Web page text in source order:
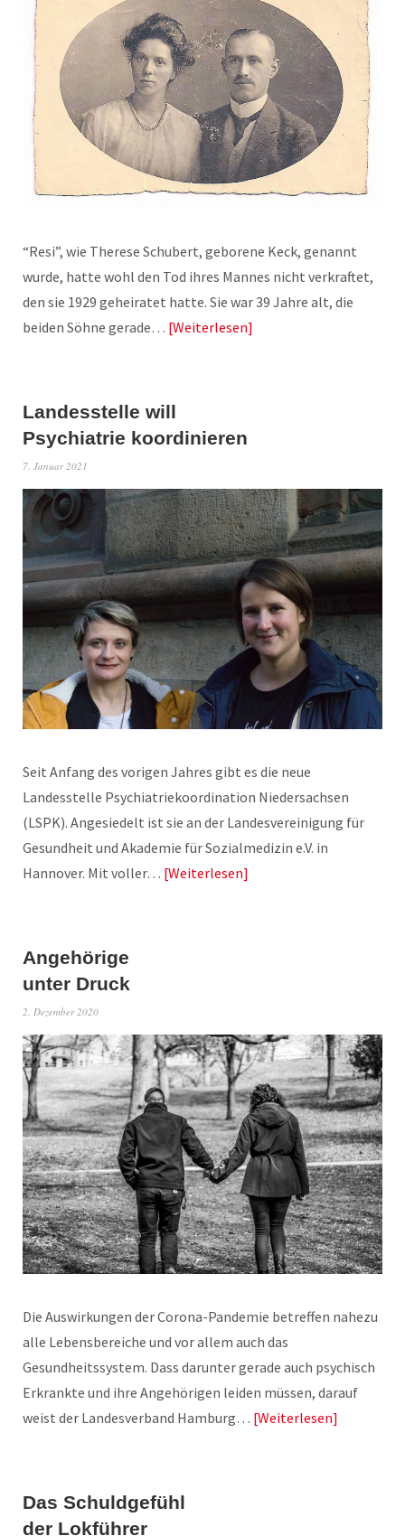
“Resi”, wie Therese Schubert, geborene Keck, genannt
wurde, hatte wohl den Tod ihres Mannes nicht verkraftet,
den sie 1929 geheiratet hatte. Sie war 39 Jahre alt, die
beiden Söhne gerade… Weiterlesen
Landesstelle will
Psychiatrie koordinieren
7. Januar 2021
Seit Anfang des vorigen Jahres gibt es die neue
Landesstelle Psychiatriekoordination Niedersachsen
(LSPK). Angesiedelt ist sie an der Landesvereinigung für
Gesundheit und Akademie für Sozialmedizin e.V. in
Hannover. Mit voller… Weiterlesen
Angehörige
unter Druck
2. Dezember 2020
Die Auswirkungen der Corona-Pandemie betreffen nahezu
alle Lebensbereiche und vor allem auch das
Gesundheitssystem. Dass darunter gerade auch psychisch
Erkrankte und ihre Angehörigen leiden müssen, darauf
weist der Landesverband Hamburg… Weiterlesen
Das Schuldgefühl
der Lokführer